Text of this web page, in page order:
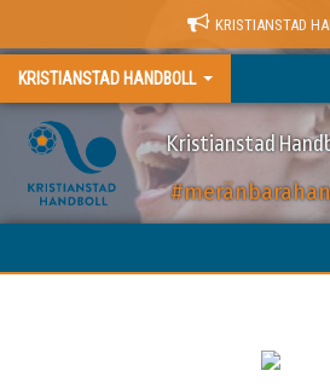
KRISTIANSTAD
KRISTIANSTAD HANDBOLL
Kristianstad